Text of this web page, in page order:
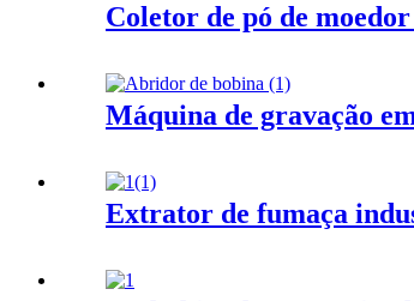
Coletor de pó de
Máquina de gravação
Extrator de fumaça